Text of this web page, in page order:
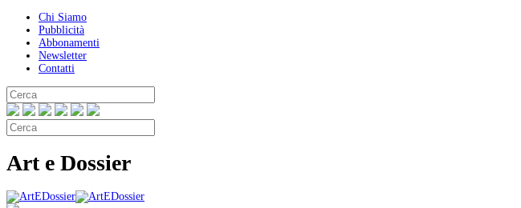
Chi Siamo
Pubblicità
Abbonamenti
Newsletter
Contatti
Art e Dossier